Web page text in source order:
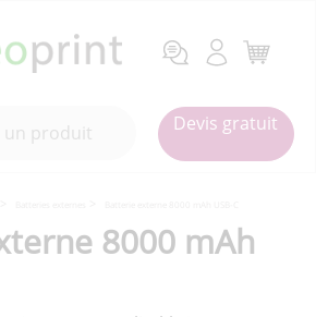
Devis gratuit
8000 mAh